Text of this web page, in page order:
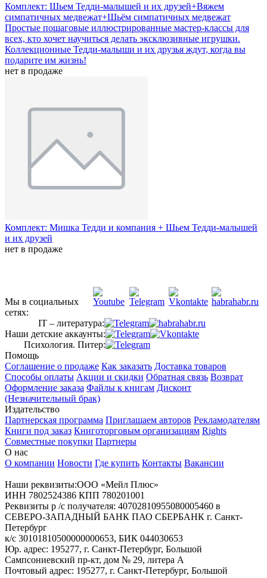
Комплект: Шьем Тедди-малышей и их друзей+Вяжем
симпатичных медвежат+Шьём симпатичных медвежат
Простые пошаговые иллюстрированные мастер-классы для
всех, кто хочет научиться делать эксклюзивные игрушки.
Коллекционные Тедди-малыши и их друзья ждут, когда вы
подарите им жизнь!
нет в продаже
Комплект: Мишка Тедди и компания + Шьем Тедди-малышей
и их друзей
нет в продаже
Мы в социальных
сетях:
IT – литература:
Наши детские аккаунты:
Психология. Питер:
Помощь
Соглашение о продаже Как заказать Доставка товаров
Способы оплаты Акции и скидки Обратная связь Возврат
Оформление заказа Файлы к книгам Дисконт
(Незначительный брак)
Издательство
Партнерская программа Приглашаем авторов Рекламодателям
Книги под заказ Книготорговым организациям Rights
Совместные покупки Партнеры
О нас
О компании Новости Где купить Контакты Вакансии
Наши реквизиты:ООО «Мейл Плюс»
ИНН 7802524386 КПП 780201001
Реквизиты р /с получателя: 40702810955080005460 в
СЕВЕРО-ЗАПАДНЫЙ БАНК ПАО СБЕРБАНК г. Санкт-
Петербург
к/с 30101810500000000653, БИК 044030653
Юр. адрес: 195277, г. Санкт-Петербург, Большой
Сампсониевский пр-кт, дом № 29, литера А
Почтовый адрес: 195277, г. Санкт-Петербург, Большой